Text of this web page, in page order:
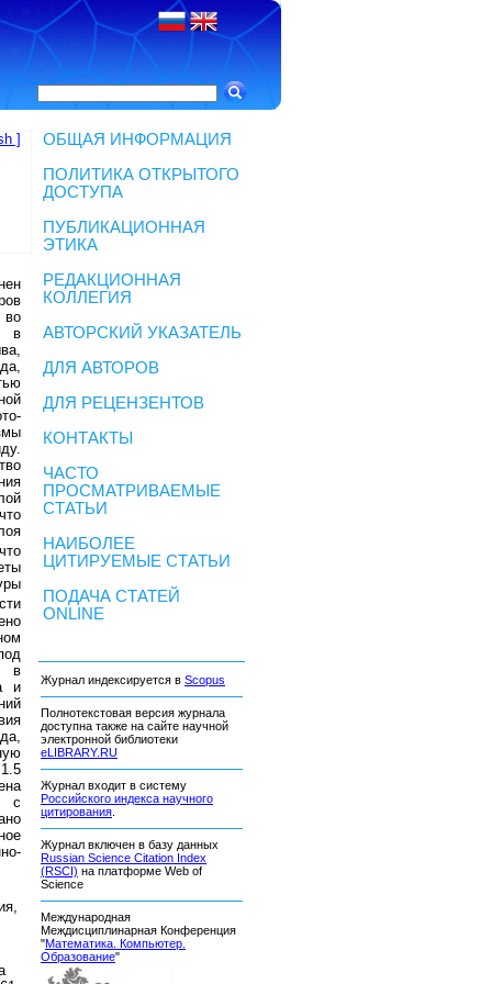
]
во
в
в
и
с
ОБЩАЯ ИНФОРМАЦИЯ
ПОЛИТИКА ОТКРЫТОГО
ДОСТУПА
ПУБЛИКАЦИОННАЯ
ЭТИКА
РЕДАКЦИОННАЯ
КОЛЛЕГИЯ
АВТОРСКИЙ УКАЗАТЕЛЬ
ДЛЯ АВТОРОВ
ДЛЯ РЕЦЕНЗЕНТОВ
КОНТАКТЫ
ЧАСТО
ПРОСМАТРИВАЕМЫЕ
СТАТЬИ
НАИБОЛЕЕ
ЦИТИРУЕМЫЕ СТАТЬИ
ПОДАЧА СТАТЕЙ
ONLINE
Журнал индексируется в Scopus
Полнотекстовая версия журнала
доступна также на сайте научной
электронной библиотеки
eLIBRARY.RU
Журнал входит в систему
Российского индекса научного
цитирования
Журнал включен в базу данных
Russian Science Citation Index
(RSCI) на платформе Web of
Science
Международная
Междисциплинарная Конференция
"Математика. Компьютер.
Образование"